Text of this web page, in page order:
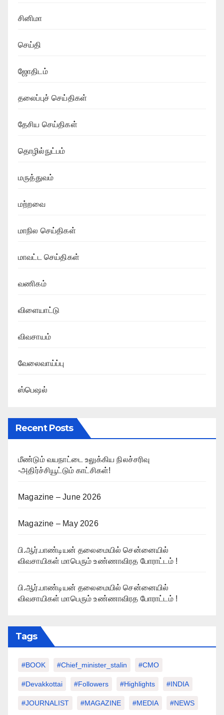
சினிமா
செய்தி
ஜோதிடம்
தலைப்புச் செய்திகள்
தேசிய செய்திகள்
தொழில்நுட்பம்
மருத்துவம்
மற்றவை
மாநில செய்திகள்
மாவட்ட செய்திகள்
வணிகம்
விளையாட்டு
விவசாயம்
வேலைவாய்ப்பு
ஸ்பெஷல்
Recent Posts
மீண்டும் வயநாட்டை உலுக்கிய நிலச்சரிவு
-அதிர்ச்சியூட்டும் காட்சிகள்!
Magazine – June 2026
Magazine – May 2026
பி.ஆர்.பாண்டியன் தலைமையில் சென்னையில்
விவசாயிகள் மாபெரும் உண்ணாவிரத போராட்டம் !
பி.ஆர்.பாண்டியன் தலைமையில் சென்னையில்
விவசாயிகள் மாபெரும் உண்ணாவிரத போராட்டம் !
Tags
#BOOK #chief_minister_stalin #CMO
#devakkottai #followers #highlights #INDIA
#JOURNALIST #MAGAZINE #MEDIA #NEWS